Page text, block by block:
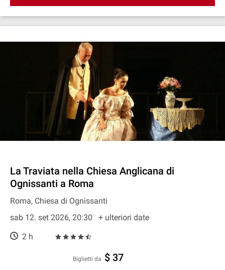
La Traviata nella Chiesa Anglicana di
Ognissanti a Roma
Roma, Chiesa di Ognissanti
sab 12. set 2026, 20:30
+ ulteriori date
2 h
Biglietti da $ 37